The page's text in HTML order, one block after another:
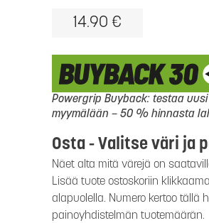
14.90 €
Powergrip Buyback: testaa
myymälään – 50 % hinnasta
Osta - Valitse väri ja
Näet alta mitä värejä on
Lisää tuote ostoskoriin
alapuolella. Numero kertoo tällä
painoyhdistelmän tuotemäärän.